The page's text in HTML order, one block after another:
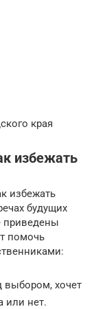
края
избежать
избежать
будущих
приведены
помочь
выбором, хочет
или нет.